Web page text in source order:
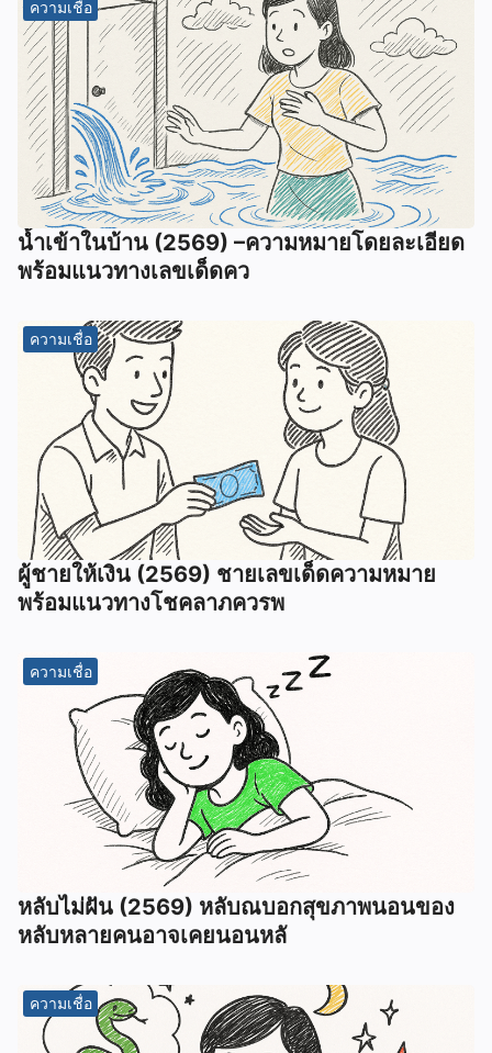
ความเชื่อ
น้ำเข้าในบ้าน (2569) –ความหมายโดยละเอียด
พร้อมแนวทางเลขเด็ดคว
ความเชื่อ
ผู้ชายให้เงิน (2569) ชายเลขเด็ดความหมาย
พร้อมแนวทางโชคลาภควรพ
ความเชื่อ
หลับไม่ฝัน (2569) หลับณบอกสุขภาพนอนของ
หลับหลายคนอาจเคยนอนหลั
ความเชื่อ